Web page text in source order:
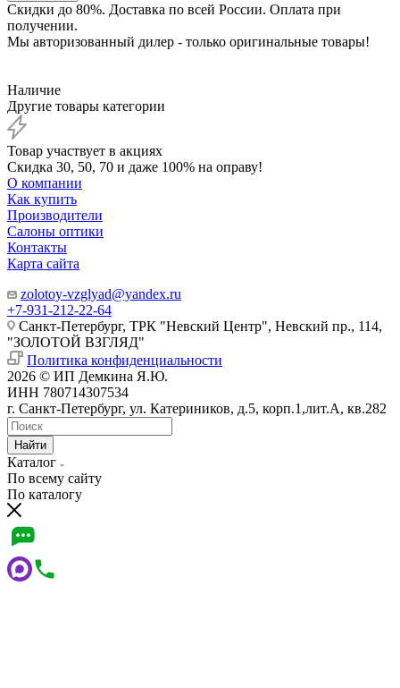
Скидки до 80%. Доставка по всей России. Оплата при
получении.
Мы авторизованный дилер - только оригинальные товары!
Наличие
Другие товары категории
Товар участвует в акциях
Скидка 30, 50, 70 и даже 100% на оправу!
О компании
Как купить
Производители
Салоны оптики
Контакты
Карта сайта
zolotoy-vzglyad@yandex.ru
+7-931-212-22-64
Санкт-Петербург, ТРК "Невский Центр", Невский пр., 114,
"ЗОЛОТОЙ ВЗГЛЯД"
Политика конфиденциальности
2026 © ИП Демкина Я.Ю.
ИНН 780714307534
г. Санкт-Петербург, ул. Катериников, д.5, корп.1,лит.А, кв.282
Найти
Каталог
По всему сайту
По каталогу